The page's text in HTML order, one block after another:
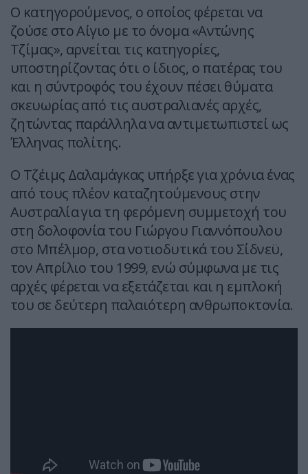
Ο κατηγορούμενος, ο οποίος φέρεται να
ζούσε στο Αίγιο με το όνομα «Αντώνης
Τζίμας», αρνείται τις κατηγορίες,
υποστηρίζοντας ότι ο ίδιος, ο πατέρας του
και η σύντροφός του έχουν πέσει θύματα
σκευωρίας από τις αυστραλιανές αρχές,
ζητώντας παράλληλα να αντιμετωπιστεί ως
Έλληνας πολίτης.
Ο Τζέιμς Δαλαμάγκας υπήρξε για χρόνια ένας
από τους πλέον καταζητούμενους στην
Αυστραλία για τη φερόμενη συμμετοχή του
στη δολοφονία του Γιώργου Γιαννόπουλου
στο Μπέλμορ, στα νοτιοδυτικά του Σίδνεϋ,
τον Απρίλιο του 1999, ενώ σύμφωνα με τις
αρχές φέρεται να εξετάζεται και η εμπλοκή
του σε δεύτερη παλαιότερη ανθρωποκτονία.